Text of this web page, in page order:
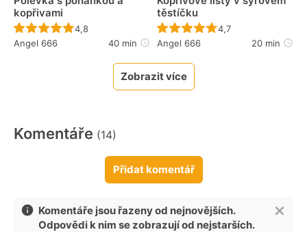
kopřivami
Recept ještě nebyl hodnocen
4,8
Angel 666
40 min
těstíčku
Recept ještě nebyl
4,7
Angel 666
20 min
Zobrazit více
Komentáře (14)
Přidat komentář
Komentáře jsou řazeny od nejnovějších.
Odpovědi k nim se zobrazují od nejstarších.